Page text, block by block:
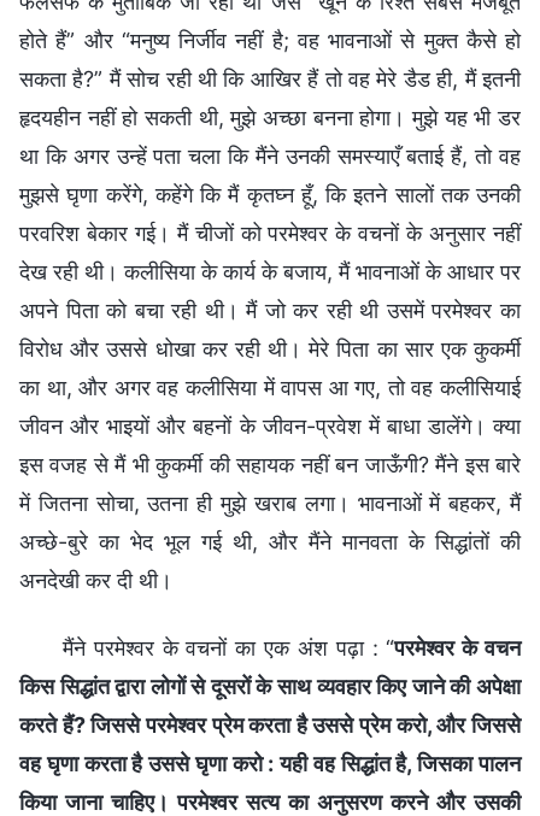
होते हैं” और “मनुष्य निर्जीव नहीं है; वह भावनाओं से मुक्त कैसे हो
सकता है?” मैं सोच रही थी कि आखिर हैं तो वह मेरे डैड ही, मैं इतनी
हृदयहीन नहीं हो सकती थी, मुझे अच्छा बनना होगा। मुझे यह भी डर
था कि अगर उन्हें पता चला कि मैंने उनकी समस्याएँ बताई हैं, तो वह
मुझसे घृणा करेंगे, कहेंगे कि मैं कृतघ्न हूँ, कि इतने सालों तक उनकी
परवरिश बेकार गई। मैं चीजों को परमेश्वर के वचनों के अनुसार नहीं
देख रही थी। कलीसिया के कार्य के बजाय, मैं भावनाओं के आधार पर
अपने पिता को बचा रही थी। मैं जो कर रही थी उसमें परमेश्वर का
विरोध और उससे धोखा कर रही थी। मेरे पिता का सार एक कुकर्मी
का था, और अगर वह कलीसिया में वापस आ गए, तो वह कलीसियाई
जीवन और भाइयों और बहनों के जीवन-प्रवेश में बाधा डालेंगे। क्या
इस वजह से मैं भी कुकर्मी की सहायक नहीं बन जाऊँगी? मैंने इस बारे
में जितना सोचा, उतना ही मुझे खराब लगा। भावनाओं में बहकर, मैं
अच्छे-बुरे का भेद भूल गई थी, और मैंने मानवता के सिद्धांतों की
अनदेखी कर दी थी।
मैंने परमेश्वर के वचनों का एक अंश पढ़ा : “परमेश्वर के वचन
किस सिद्धांत द्वारा लोगों से दूसरों के साथ व्यवहार किए जाने की अपेक्षा
करते हैं? जिससे परमेश्वर प्रेम करता है उससे प्रेम करो, और जिससे
वह घृणा करता है उससे घृणा करो : यही वह सिद्धांत है, जिसका पालन
किया जाना चाहिए। परमेश्वर सत्य का अनुसरण करने और उसकी